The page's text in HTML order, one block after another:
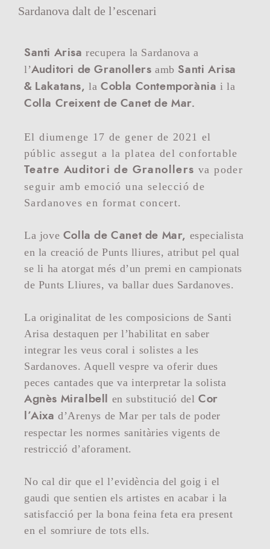
Sardanova dalt de l’escenari
Santi Arisa recupera la Sardanova a
l’Auditori de Granollers amb Santi Arisa
& Lakatans, laCobla Contemporània i la
Colla Creixent de Canet de Mar.
El diumenge 17 de gener de 2021 el
públic assegut a la platea del confortable
Teatre Auditori de Granollers va poder
seguir amb emoció una selecció de
Sardanoves en format concert.
La jove Colla de Canet de Mar, especialista
en la creació de Punts lliures, atribut pel qual
se li ha atorgat més d’un premi en campionats
de Punts Lliures, va ballar dues Sardanoves.
La originalitat de les composicions de Santi
Arisa destaquen per l’habilitat en saber
integrar les veus coral i solistes a les
Sardanoves. Aquell vespre va oferir dues
peces cantades que va interpretar la solista
Agnès Miralbell en substitució del Cor
l’Aixad’Arenys de Mar per tals de poder
respectar les normes sanitàries vigents de
restricció d’aforament.
No cal dir que el l’evidència del goig i el
gaudi que sentien els artistes en acabar i la
satisfacció per la bona feina feta era present
en el somriure de tots ells.